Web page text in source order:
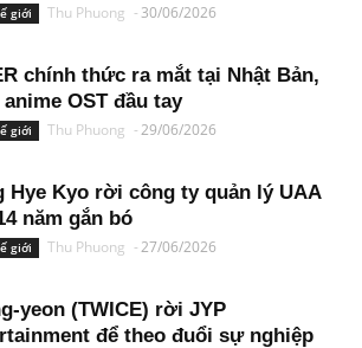
giới Thu Phuong - 30/06/2026
chính thức ra mắt tại Nhật Bản,
OST đầu tay
giới Thu Phuong -29/06/2026
Hye Kyo rời công ty quản lý UAA
năm gắn bó
giới Thu Phuong -27/06/2026
yeon (TWICE) rời JYP
để theo đuổi sự nghiệp